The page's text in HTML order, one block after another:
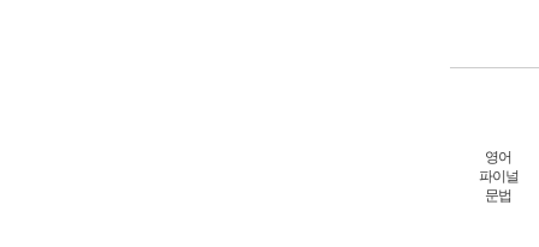
영어
파이널
문법